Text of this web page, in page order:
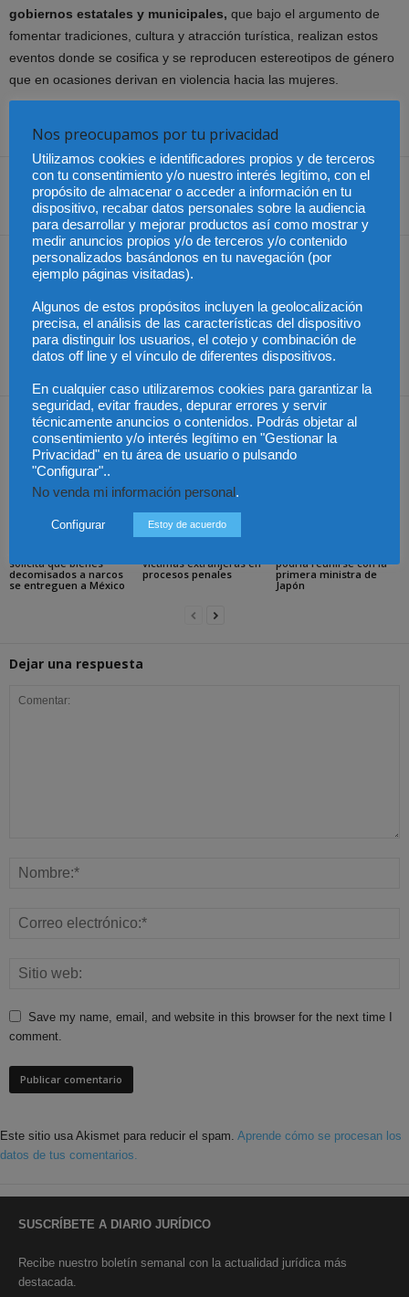
gobiernos estatales y municipales, que bajo el argumento de
fomentar tradiciones, cultura y atracción turística, realizan estos
eventos donde se cosifica y se reproducen estereotipos de género
que en ocasiones derivan en violencia hacia las mujeres.
Share
Artículo anterior
Abogados de familia piden
la ratificación obligatoria
de los informes
psicosociales en los juicios
de familia
Artículo siguiente
sin IVA las ventas
alcanzaron un punto del
Artículos relacionados Más del autor
solicita que bienes
decomisados a narcos
se entreguen a México
víctimas extranjeras en
procesos penales
podría reunirse con la
primera ministra de
Japón
Dejar una respuesta
Save my name, email, and website in this browser for the next time I
comment.
Este sitio usa Akismet para reducir el spam. Aprende cómo se procesan los
datos de tus comentarios.
SUSCRÍBETE A DIARIO JURÍDICO
Recibe nuestro boletín semanal con la actualidad jurídica más
destacada.
Nos preocupamos por tu privacidad
Utilizamos cookies e identificadores propios y de terceros
con tu consentimiento y/o nuestro interés legítimo, con el
propósito de almacenar o acceder a información en tu
dispositivo, recabar datos personales sobre la audiencia
para desarrollar y mejorar productos así como mostrar y
medir anuncios propios y/o de terceros y/o contenido
personalizados basándonos en tu navegación (por
ejemplo páginas visitadas).
Algunos de estos propósitos incluyen la geolocalización
precisa, el análisis de las características del dispositivo
para distinguir los usuarios, el cotejo y combinación de
datos off line y el vínculo de diferentes dispositivos.
En cualquier caso utilizaremos cookies para garantizar la
seguridad, evitar fraudes, depurar errores y servir
técnicamente anuncios o contenidos. Podrás objetar al
consentimiento y/o interés legítimo en "Gestionar la
Privacidad" en tu área de usuario o pulsando
"Configurar"..
No venda mi información personal.
Configurar Estoy de acuerdo